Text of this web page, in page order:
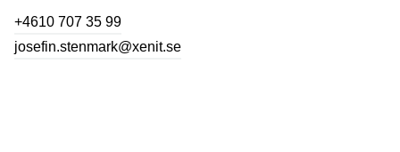
+4610 707 35 99
josefin.stenmark@xenit.se